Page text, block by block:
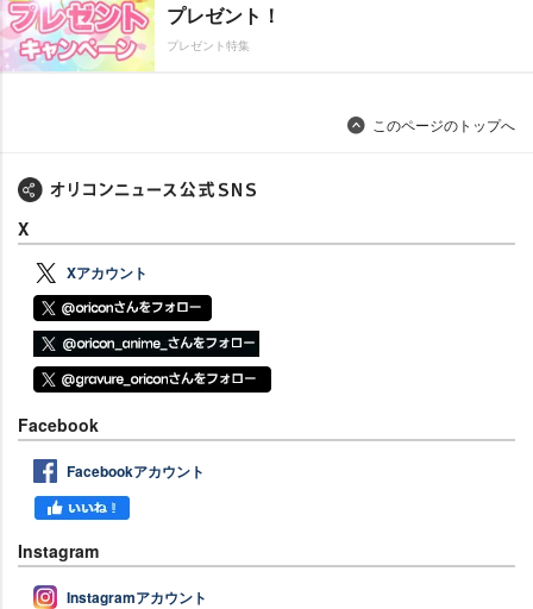
プレゼント！
プレゼント特集
このページのトップへ
X
Xアカウント
Facebook
Facebookアカウント
Instagram
Instagramアカウント